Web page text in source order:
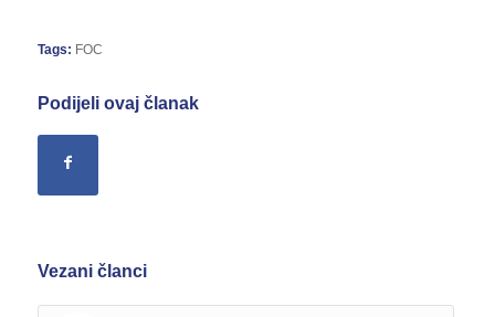
Tags: FOC
Podijeli ovaj članak
Vezani članci